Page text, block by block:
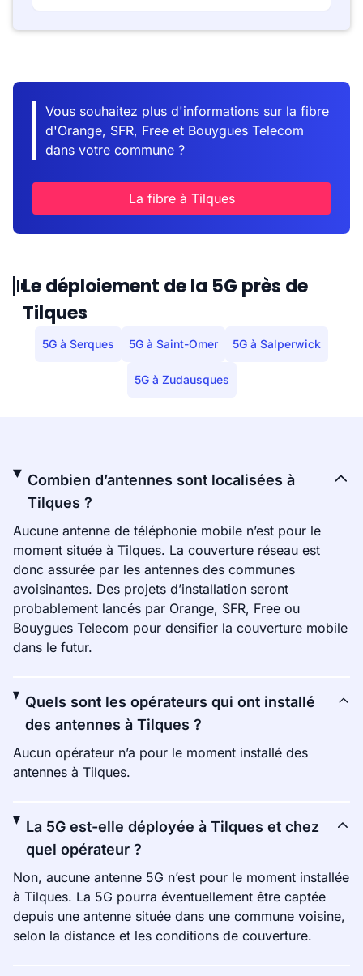
Vous souhaitez plus d'informations sur la fibre
d'Orange, SFR, Free et Bouygues Telecom
dans votre commune ?
La fibre à Tilques
Le déploiement de la 5G près de
Tilques
5G à Serques 5G à Saint-Omer 5G à Salperwick
5G à Zudausques
Combien d’antennes sont localisées à
Tilques ?
Aucune antenne de téléphonie mobile n’est pour le
moment située à Tilques. La couverture réseau est
donc assurée par les antennes des communes
avoisinantes. Des projets d’installation seront
probablement lancés par Orange, SFR, Free ou
Bouygues Telecom pour densifier la couverture mobile
dans le futur.
Quels sont les opérateurs qui ont installé
des antennes à Tilques ?
Aucun opérateur n’a pour le moment installé des
antennes à Tilques.
La 5G est-elle déployée à Tilques et chez
quel opérateur ?
Non, aucune antenne 5G n’est pour le moment installée
à Tilques. La 5G pourra éventuellement être captée
depuis une antenne située dans une commune voisine,
selon la distance et les conditions de couverture.